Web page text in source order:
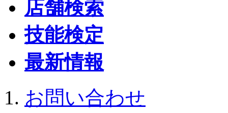
店舗検索
技能検定
最新情報
お問い合わせ